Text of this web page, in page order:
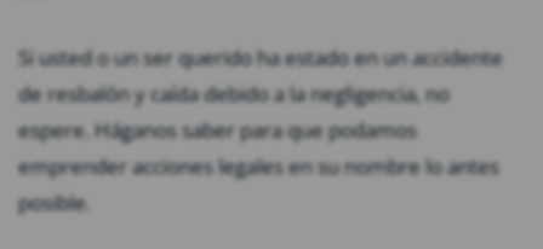
Si usted o un ser querido ha estado en un accidente
de resbalón y caída debido a la negligencia, no
espere. Háganos saber para que podamos
emprender acciones legales en su nombre lo antes
posible.